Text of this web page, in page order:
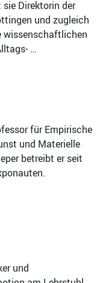
Direktorin der
und zugleich
wissenschaftlichen
…
für Empirische
und Materielle
betreibt er seit
und